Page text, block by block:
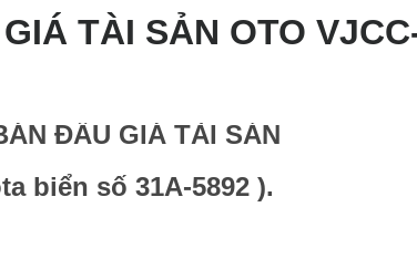
TÀI SẢN OTO
ĐẤU GIÁ TÀI SẢN
biển số 31A-5892 ).